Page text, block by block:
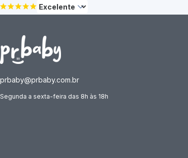
prbaby@prbaby.com.br
Segunda a sexta-feira das 8h às 18h